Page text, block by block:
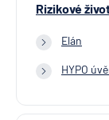
Rizikové
Elán
HYPO